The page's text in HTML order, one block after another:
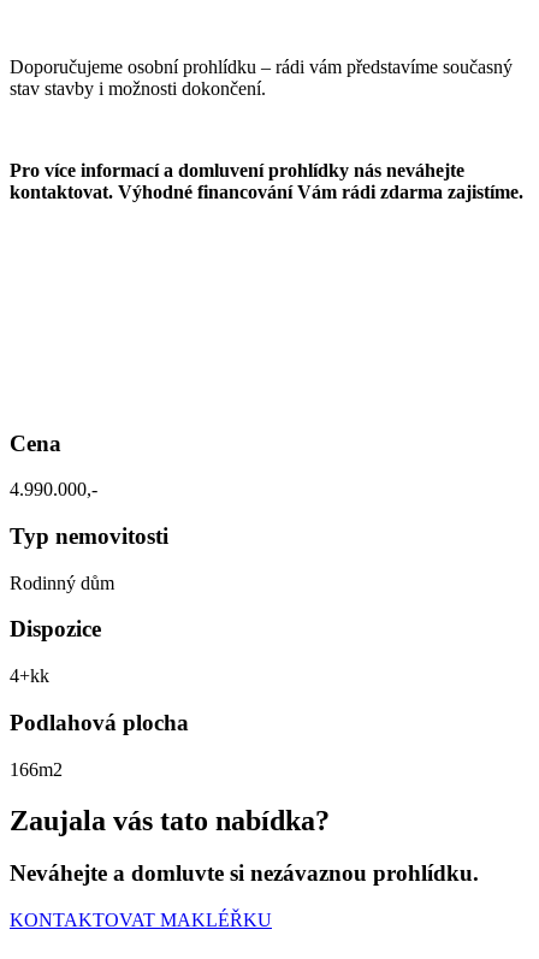
Doporučujeme osobní prohlídku – rádi vám představíme současný
stav stavby i možnosti dokončení.
Pro více informací a domluvení prohlídky nás neváhejte
kontaktovat. Výhodné financování Vám rádi zdarma zajistíme.
Cena
4.990.000,-
Typ nemovitosti
Rodinný dům
Dispozice
4+kk
Podlahová plocha
166m2
Zaujala vás tato nabídka?
Neváhejte a domluvte si nezávaznou prohlídku.
KONTAKTOVAT MAKLÉŘKU